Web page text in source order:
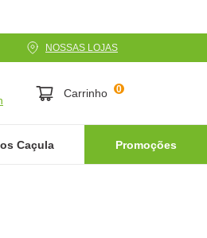
NOSSAS LOJAS
Carrinho 0
Caçula Promoções